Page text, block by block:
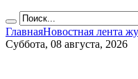
ГлавнаяНовостная лента
Суббота, 08 августа, 2026